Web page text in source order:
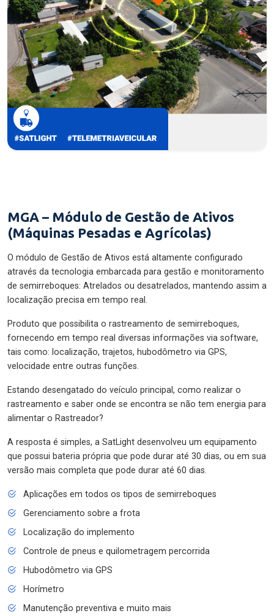
MGA – Módulo de Gestão de Ativos
(Máquinas Pesadas e Agrícolas)
O módulo de Gestão de Ativos está altamente configurado
através da tecnologia embarcada para gestão e monitoramento
de semirreboques: Atrelados ou desatrelados, mantendo assim a
localização precisa em tempo real.
Produto que possibilita o rastreamento de semirreboques,
fornecendo em tempo real diversas informações via software,
tais como: localização, trajetos, hubodômetro via GPS,
velocidade entre outras funções.
Estando desengatado do veículo principal, como realizar o
rastreamento e saber onde se encontra se não tem energia para
alimentar o Rastreador?
A resposta é simples, a SatLight desenvolveu um equipamento
que possui bateria própria que pode durar até 30 dias, ou em sua
versão mais completa que pode durar até 60 dias.
Aplicações em todos os tipos de semirreboques
Gerenciamento sobre a frota
Localização do implemento
Controle de pneus e quilometragem percorrida
Hubodômetro via GPS
Horímetro
Manutenção preventiva e muito mais